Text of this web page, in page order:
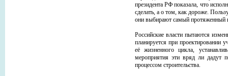
президента РФ показала, что
сделать, а о том, как дороже.
они выбирают самый протяженный
Российские власти пытаются
планируется при проектировании
её жизненного цикла,
мероприятия эти вряд ли дадут
процессом строительства.